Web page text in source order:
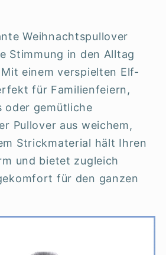
Weihnachtspullover
Stimmung in den Alltag
einem verspielten Elf-
für Familienfeiern,
oder gemütliche
Pullover aus weichem,
Strickmaterial hält Ihren
und bietet zugleich
für den ganzen